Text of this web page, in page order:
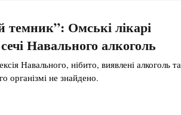
темник”: Омські лікарі
Навального алкоголь
Навального, нібито, виявлені алкоголь та
організмі не знайдено.